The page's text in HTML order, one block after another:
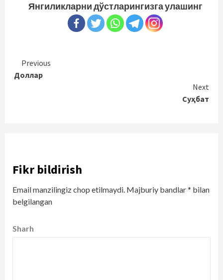
Янгиликларни дўстларингизга улашинг
Continue
Reading
Previous
Доллар
Next
Суҳбат
Fikr bildirish
Email manzilingiz chop etilmaydi. Majburiy bandlar* bilan
belgilangan
Sharh